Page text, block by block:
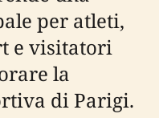
per atleti,
e visitatori
la
di Parigi.